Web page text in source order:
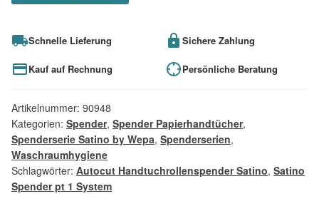
Schnelle Lieferung Sichere Zahlung
Kauf auf Rechnung Persönliche Beratung
Artikelnummer: 90948
Kategorien: Spender, Spender Papierhandtücher,
Spenderserie Satino by Wepa, Spenderserien,
Waschraumhygiene
Schlagwörter: Autocut Handtuchrollenspender Satino, Satino
Spender pt 1 System